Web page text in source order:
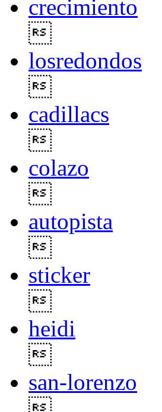
crecimiento
losredondos
cadillacs
colazo
autopista
sticker
heidi
san-lorenzo